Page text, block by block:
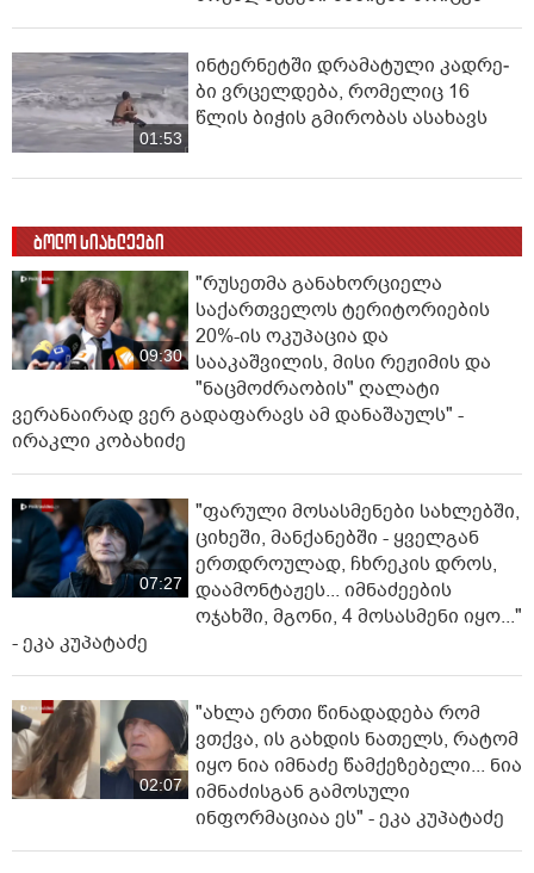
01:53
ინ­ტერ­ნეტ­ში დრა­მა­ტუ­ლი კად­რე­
ბი ვრცელდება, რომელიც 16
წლის ბიჭის გმირობას ასახავს
ბოლო სიახლეები
09:30
"რუსეთმა განახორციელა
საქართველოს ტერიტორიების
20%-ის ოკუპაცია და
სააკაშვილის, მისი რეჟიმის და
"ნაცმოძრაობის" ღალატი
ვერანაირად ვერ გადაფარავს ამ დანაშაულს" -
ირაკლი კობახიძე
07:27
"ფარული მოსასმენები სახლებში,
ციხეში, მანქანებში - ყველგან
ერთდროულად, ჩხრეკის დროს,
დაამონტაჟეს... იმნაძეების
ოჯახში, მგონი, 4 მოსასმენი იყო..."
- ეკა კუპატაძე
02:07
"ახლა ერთი წინადადება რომ
ვთქვა, ის გახდის ნათელს, რატომ
იყო ნია იმნაძე წამქეზებელი... ნია
იმნაძისგან გამოსული
ინფორმაციაა ეს" - ეკა კუპატაძე